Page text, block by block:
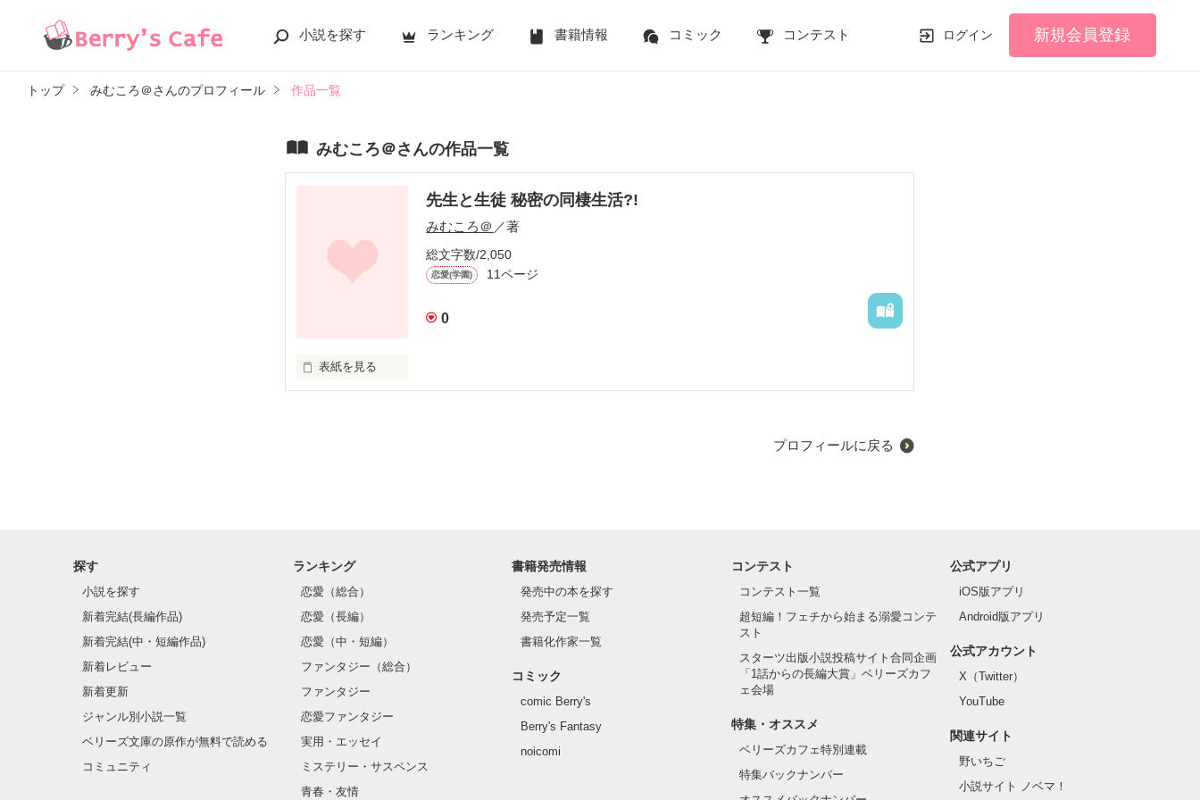
小説を探す ランキング 書籍情報 コミック コンテスト ログイン 新規会員登録
トップ みむころ＠さんのプロフィール 作品一覧
みむころ＠さんの作品一覧
先生と生徒 秘密の同棲生活?!
みむころ＠ ／著
総文字数/2,050
恋愛(学園) 11ページ
0
表紙を見る
お互い素直になれなくて
すれ違う心ーーー･･･
『 やっぱり先生じゃないとダメ』
先生と生徒の恋は成立するのかーー。
プロフィールに戻る
探す
小説を探す
新着完結(長編作品)
新着完結(中・短編作品)
新着レビュー
新着更新
ジャンル別小説一覧
ベリーズ文庫の原作が無料で読める
コミュニティ
ランキング
恋愛（総合）
恋愛（長編）
恋愛（中・短編）
ファンタジー（総合）
ファンタジー
恋愛ファンタジー
実用・エッセイ
ミステリー・サスペンス
青春・友情
書籍発売情報
発売中の本を探す
発売予定一覧
書籍化作家一覧
コミック
comic Berry's
Berry's Fantasy
noicomi
コンテスト
コンテスト一覧
超短編！フェチから始まる溺愛コンテ
スト
スターツ出版小説投稿サイト合同企画
「1話からの長編大賞」ベリーズカフ
ェ会場
特集・オススメ
ベリーズカフェ特別連載
特集バックナンバー
公式アプリ
iOS版アプリ
Android版アプリ
公式アカウント
X（Twitter）
YouTube
関連サイト
野いちご
小説サイト ノベマ！